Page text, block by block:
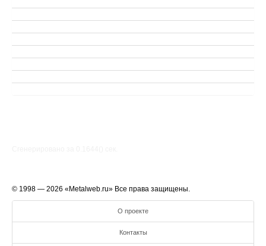
© 1998 — 2026 «Metalweb.ru» Все права защищены.
О проекте
Контакты